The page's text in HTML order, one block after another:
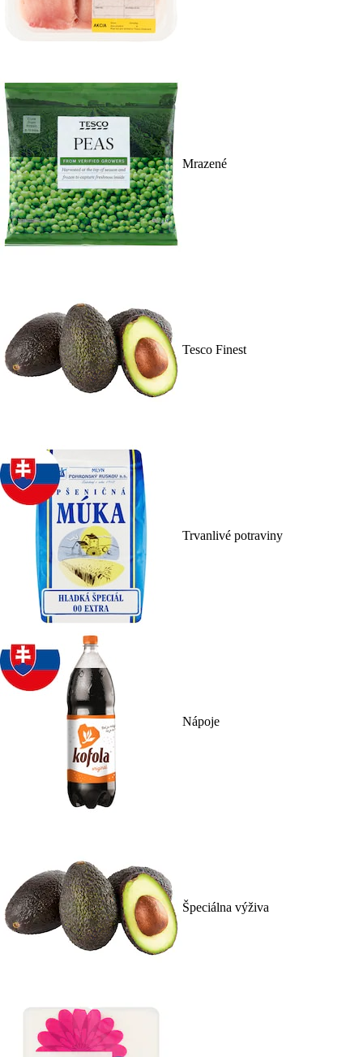
Mrazené
Tesco Finest
Trvanlivé potraviny
Nápoje
Špeciálna výživa